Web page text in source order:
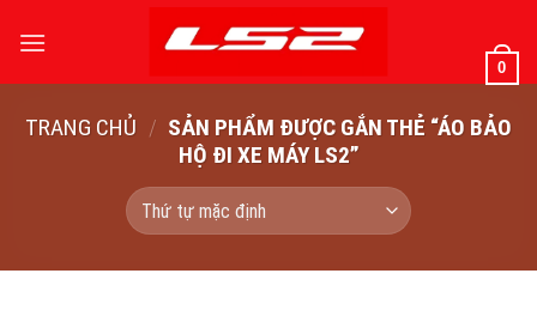
qua
0
TRANG CHỦ / SẢN PHẨM ĐƯỢC GẮN THẺ “ÁO BẢO
HỘ ĐI XE MÁY LS2”